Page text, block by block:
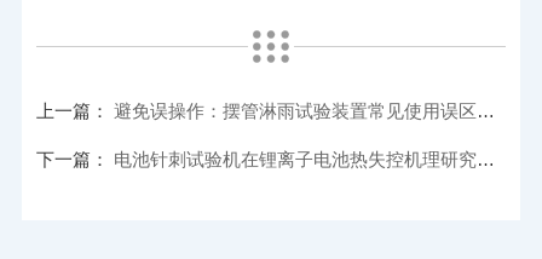
上一篇：避免误操作：摆管淋雨试验装置常见使用误区与纠正方法
下一篇： 电池针刺试验机在锂离子电池热失控机理研究中的应用